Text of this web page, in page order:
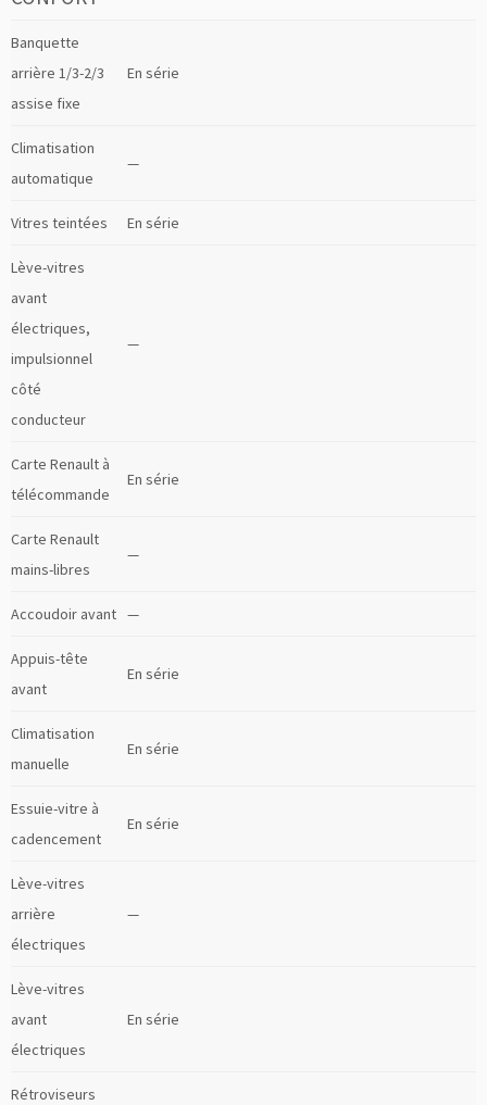
Banquette
arrière 1/3-2/3
assise fixe
En série
Climatisation
automatique
—
Vitres teintées En série
Lève-vitres
avant
électriques,
impulsionnel
côté
conducteur
—
Carte Renault à
télécommande
En série
Carte Renault
mains-libres
—
Accoudoir avant —
Appuis-tête
avant
En série
Climatisation
manuelle
En série
Essuie-vitre à
cadencement
En série
Lève-vitres
arrière
électriques
—
Lève-vitres
avant
électriques
En série
Rétroviseurs